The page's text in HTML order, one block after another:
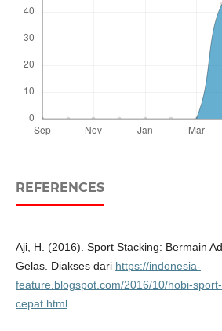
REFERENCES
Aji, H. (2016). Sport Stacking: Bermain
Gelas. Diakses dari https://indonesia-
feature.blogspot.com/2016/10/hobi-
cepat.html